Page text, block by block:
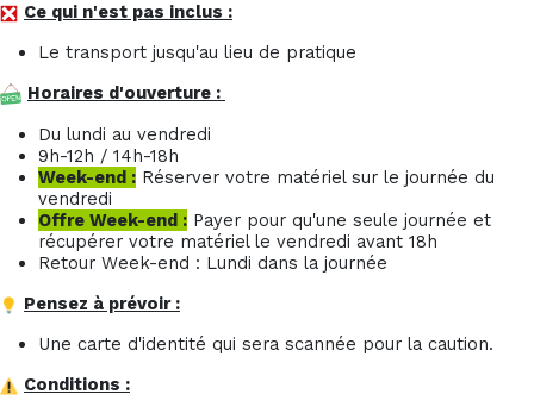
Ce qui n'est pas inclus :
Le transport jusqu'au lieu de pratique
Horaires d'ouverture :
Du lundi au vendredi
9h-12h / 14h-18h
Week-end : Réserver votre matériel sur le journée du
vendredi
Offre Week-end : Payer pour qu'une seule journée et
récupérer votre matériel le vendredi avant 18h
Retour Week-end : Lundi dans la journée
Pensez à prévoir :
Une carte d'identité qui sera scannée pour la caution.
Conditions :